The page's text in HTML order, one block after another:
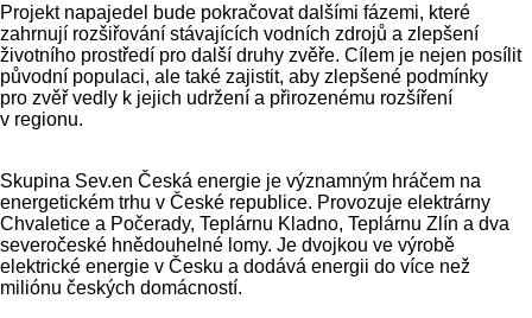
Projekt napajedel bude pokračovat dalšími fázemi, které
zahrnují rozšiřování stávajících vodních zdrojů a zlepšení
životního prostředí pro další druhy zvěře. Cílem je nejen posílit
původní populaci, ale také zajistit, aby zlepšené podmínky
pro zvěř vedly k jejich udržení a přirozenému rozšíření
v regionu.
Skupina Sev.en Česká energie je významným hráčem na
energetickém trhu v České republice. Provozuje elektrárny
Chvaletice a Počerady, Teplárnu Kladno, Teplárnu Zlín a dva
severočeské hnědouhelné lomy. Je dvojkou ve výrobě
elektrické energie v Česku a dodává energii do více než
miliónu českých domácností.